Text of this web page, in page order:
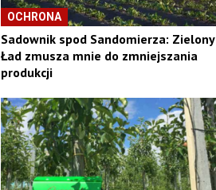
OCHRONA
Sadownik spod Sandomierza: Zielony
Ład zmusza mnie do zmniejszania
produkcji